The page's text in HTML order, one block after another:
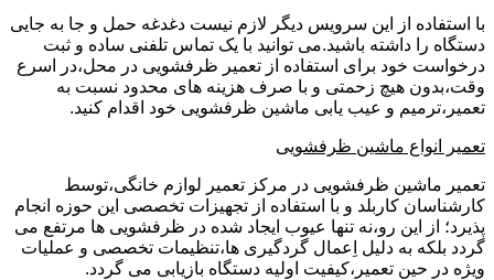
با استفاده از این سرویس دیگر لازم نیست دغدغه حمل و جا به جایی
دستگاه را داشته باشید.می توانید با یک تماس تلفنی ساده و ثبت
درخواست خود برای استفاده از تعمیر ظرفشویی در محل،در اسرع
وقت،بدون هیچ زحمتی و با صرف هزینه های محدود نسبت به
تعمیر،ترمیم و عیب یابی ماشین ظرفشویی خود اقدام کنید.
تعمیر انواع ماشین ظرفشویی
تعمیر ماشین ظرفشویی در مرکز تعمیر لوازم خانگی،توسط
کارشناسان کاربلد و با استفاده از تجهیزات تخصصی این حوزه انجام
پذیرد؛ از این رو،نه تنها عیوب ایجاد شده در ظرفشویی ها مرتفع می
گردد بلکه به دلیل اِعمال گردگیری ها،تنظیمات تخصصی و عملیات
ویژه در حین تعمیر،کیفیت اولیه دستگاه بازیابی می گردد.